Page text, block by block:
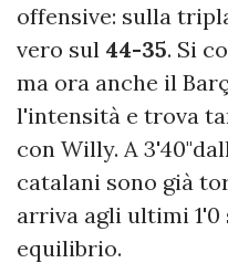
offensive: sulla
vero sul 44-35. Si
ma ora anche il
l'intensità e trova
con Willy. A
catalani sono già
arriva agli ultimi 1'0
equilibrio.